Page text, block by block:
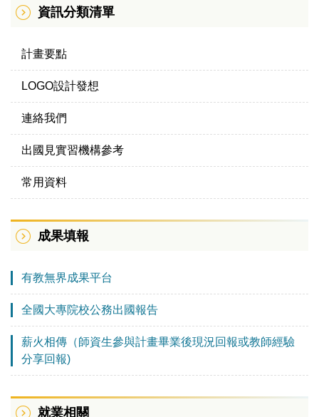
資訊分類清單
計畫要點
LOGO設計發想
連絡我們
出國見實習機構參考
常用資料
成果填報
有教無界成果平台
全國大專院校公務出國報告
薪火相傳（師資生參與計畫畢業後現況回報或教師經驗
分享回報)
就業相關